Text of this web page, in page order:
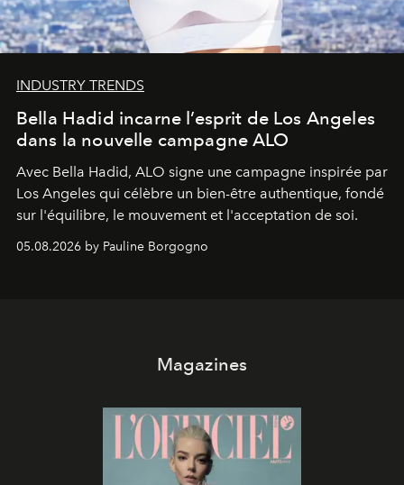
INDUSTRY TRENDS
Bella Hadid incarne l’esprit de Los Angeles
dans la nouvelle campagne ALO
Avec Bella Hadid, ALO signe une campagne inspirée par
Los Angeles qui célèbre un bien-être authentique, fondé
sur l'équilibre, le mouvement et l'acceptation de soi.
05.08.2026 by Pauline Borgogno
Magazines